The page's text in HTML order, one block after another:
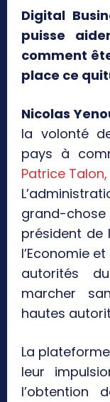
Digital
puisse
comment
place ce
Nicolas
la volonté
pays à
Patrice Talon,
grand-chose
président de
l’Economie
autorités
marcher
hautes
La
leur
l’obtention